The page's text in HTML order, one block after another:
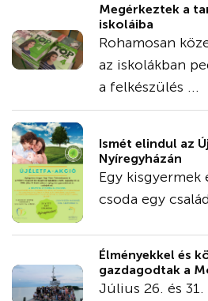
Megérkeztek a
iskoláiba
Rohamosan
az iskolákban
a felkészülés ...
Ismét elindul az
Nyíregyházán
Egy kisgyermek
csoda egy
Élményekkel és
gazdagodtak a
Július 26. és